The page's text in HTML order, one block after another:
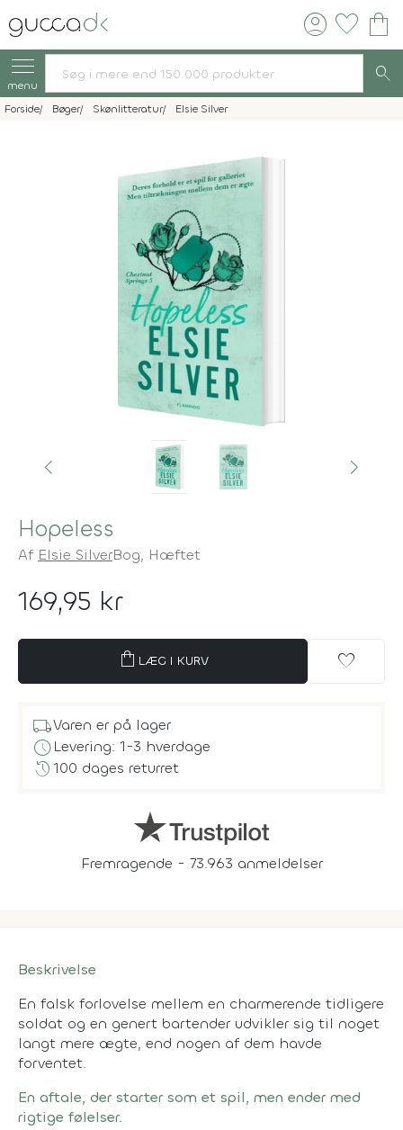
account_circle favorite shopping_bag
menu search
Forside Bøger Skønlitteratur Elsie Silver
Hopeless
Af Elsie SilverBog, Hæftet
169,95 kr
shopping_bag LÆG I KURV favorite
local_shippingVaren er på lager
scheduleLevering: 1-3 hverdage
history100 dages returret
Fremragende - 73.963 anmeldelser
Beskrivelse
En falsk forlovelse mellem en charmerende tidligere
soldat og en genert bartender udvikler sig til noget
langt mere ægte, end nogen af dem havde
forventet.
En aftale, der starter som et spil, men ender med
rigtige følelser.